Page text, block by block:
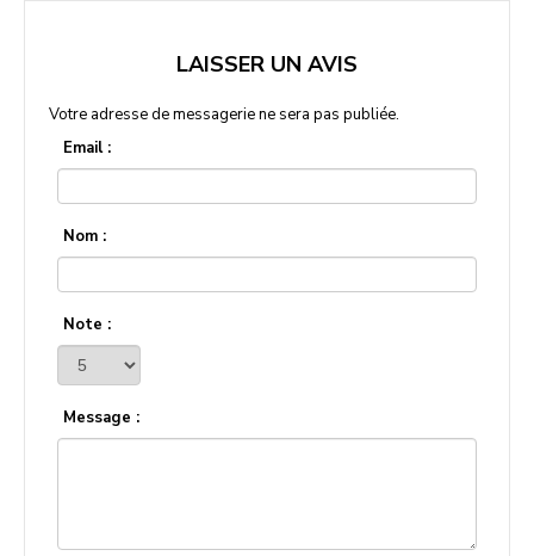
LAISSER UN AVIS
Votre adresse de messagerie ne sera pas publiée.
Email :
Nom :
Note :
Message :